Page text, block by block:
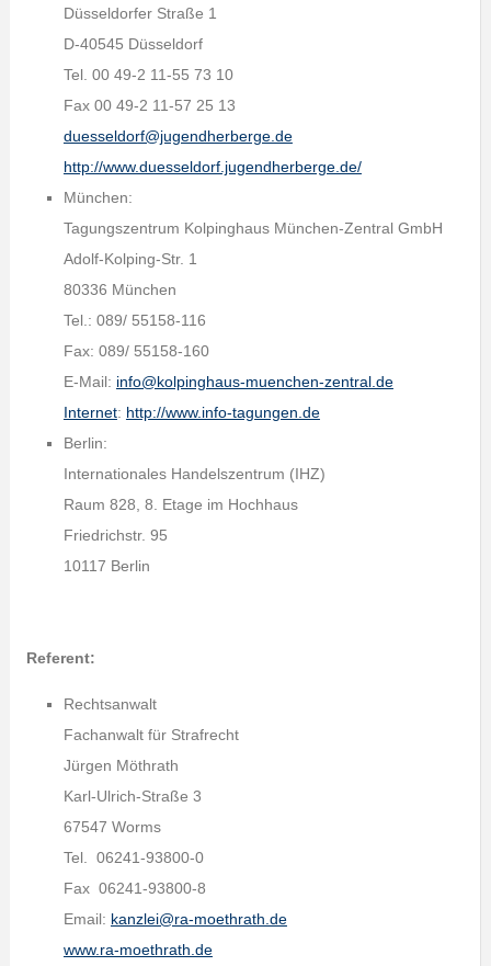
Düsseldorfer Straße 1
D-40545 Düsseldorf
Tel. 00 49-2 11-55 73 10
Fax 00 49-2 11-57 25 13
duesseldorf@jugendherberge.de
http://www.duesseldorf.jugendherberge.de/
München:
Tagungszentrum Kolpinghaus München-Zentral GmbH
Adolf-Kolping-Str. 1
80336 München
Tel.: 089/ 55158-116
Fax: 089/ 55158-160
E-Mail: info@kolpinghaus-muenchen-zentral.de
Internet: http://www.info-tagungen.de
Berlin:
Internationales Handelszentrum (IHZ)
Raum 828, 8. Etage im Hochhaus
Friedrichstr. 95
10117 Berlin
Referent:
Rechtsanwalt
Fachanwalt für Strafrecht
Jürgen Möthrath
Karl-Ulrich-Straße 3
67547 Worms
Tel. 06241-93800-0
Fax 06241-93800-8
Email: kanzlei@ra-moethrath.de
www.ra-moethrath.de